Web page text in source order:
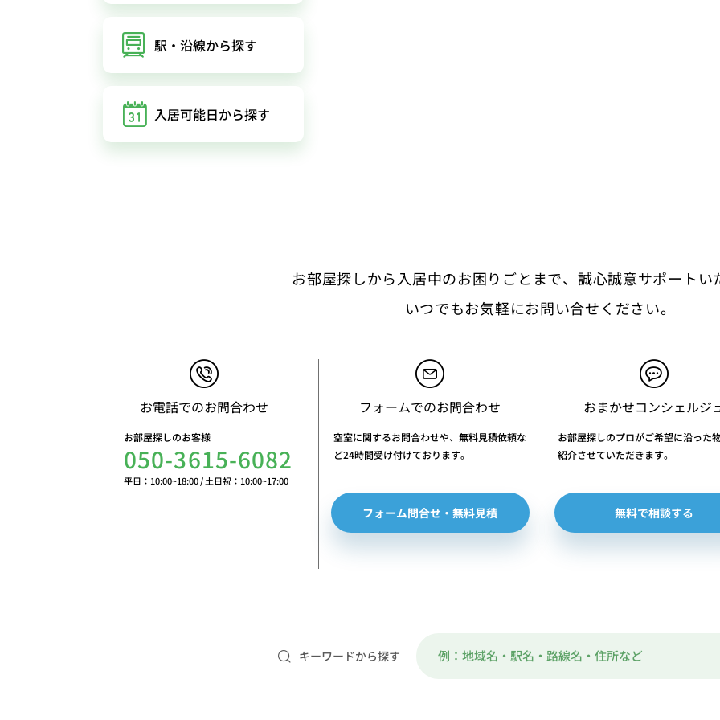
駅・沿線から探す
入居可能日から探す
お部屋探しから入居中のお困りごとまで、 誠心誠意サポートい
いつでもお気軽にお問い合せください。
お電話でのお問合わせ
お部屋探しのお客様
050-3615-6082
平日：10:00~18:00/土日祝：10:00~17:00
フォームでのお問合わせ
空室に関するお問合わせや、無料見積依頼な
ど24時間受け付けております。
フォーム問合せ・無料見積
おまかせコンシェルジ
お部屋探しのプロがご希望に沿った
紹介させていただきます。
無料で相談する
キーワードから探す